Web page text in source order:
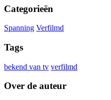
Categorieën
Spanning Verfilmd
Tags
bekend van tv verfilmd
Over de auteur